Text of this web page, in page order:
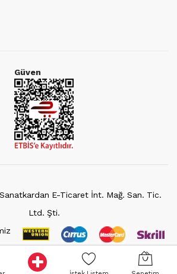
Güven
Sanatkardan E-Ticaret İnt. Mağ. San. Tic.
Ltd. Şti.